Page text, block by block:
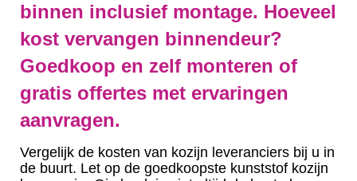
binnen inclusief montage. Hoeveel
kost vervangen binnendeur?
Goedkoop en zelf monteren of
gratis offertes met ervaringen
aanvragen.
Vergelijk de kosten van kozijn leveranciers bij u in
de buurt. Let op de goedkoopste kunststof kozijn